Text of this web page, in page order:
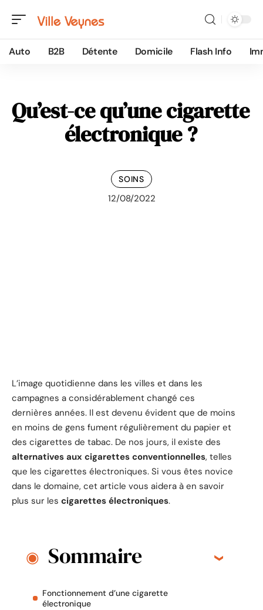
Auto B2B Détente Domicile Flash Info
Qu’est-ce qu’une cigarette
électronique ?
SOINS
12/08/2022
L’image quotidienne dans les villes et dans les
campagnes a considérablement changé ces
dernières années. Il est devenu évident que de moins
en moins de gens fument régulièrement du papier et
des cigarettes de tabac. De nos jours, il existe des
alternatives aux cigarettes conventionnelles, telles
que les cigarettes électroniques. Si vous êtes novice
dans le domaine, cet article vous aidera à en savoir
plus sur les cigarettes électroniques.
Sommaire
Fonctionnement d’une cigarette
électronique